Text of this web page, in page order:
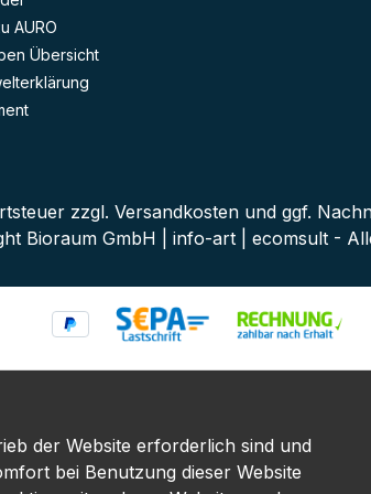
ohne
ist
Aus
–
und
AURO
Übersicht
zzgl. Versandkosten und ggf.
Bioraum GmbH | info-art | ecomsult -
der Website erforderlich sind und
bei Benutzung dieser Website